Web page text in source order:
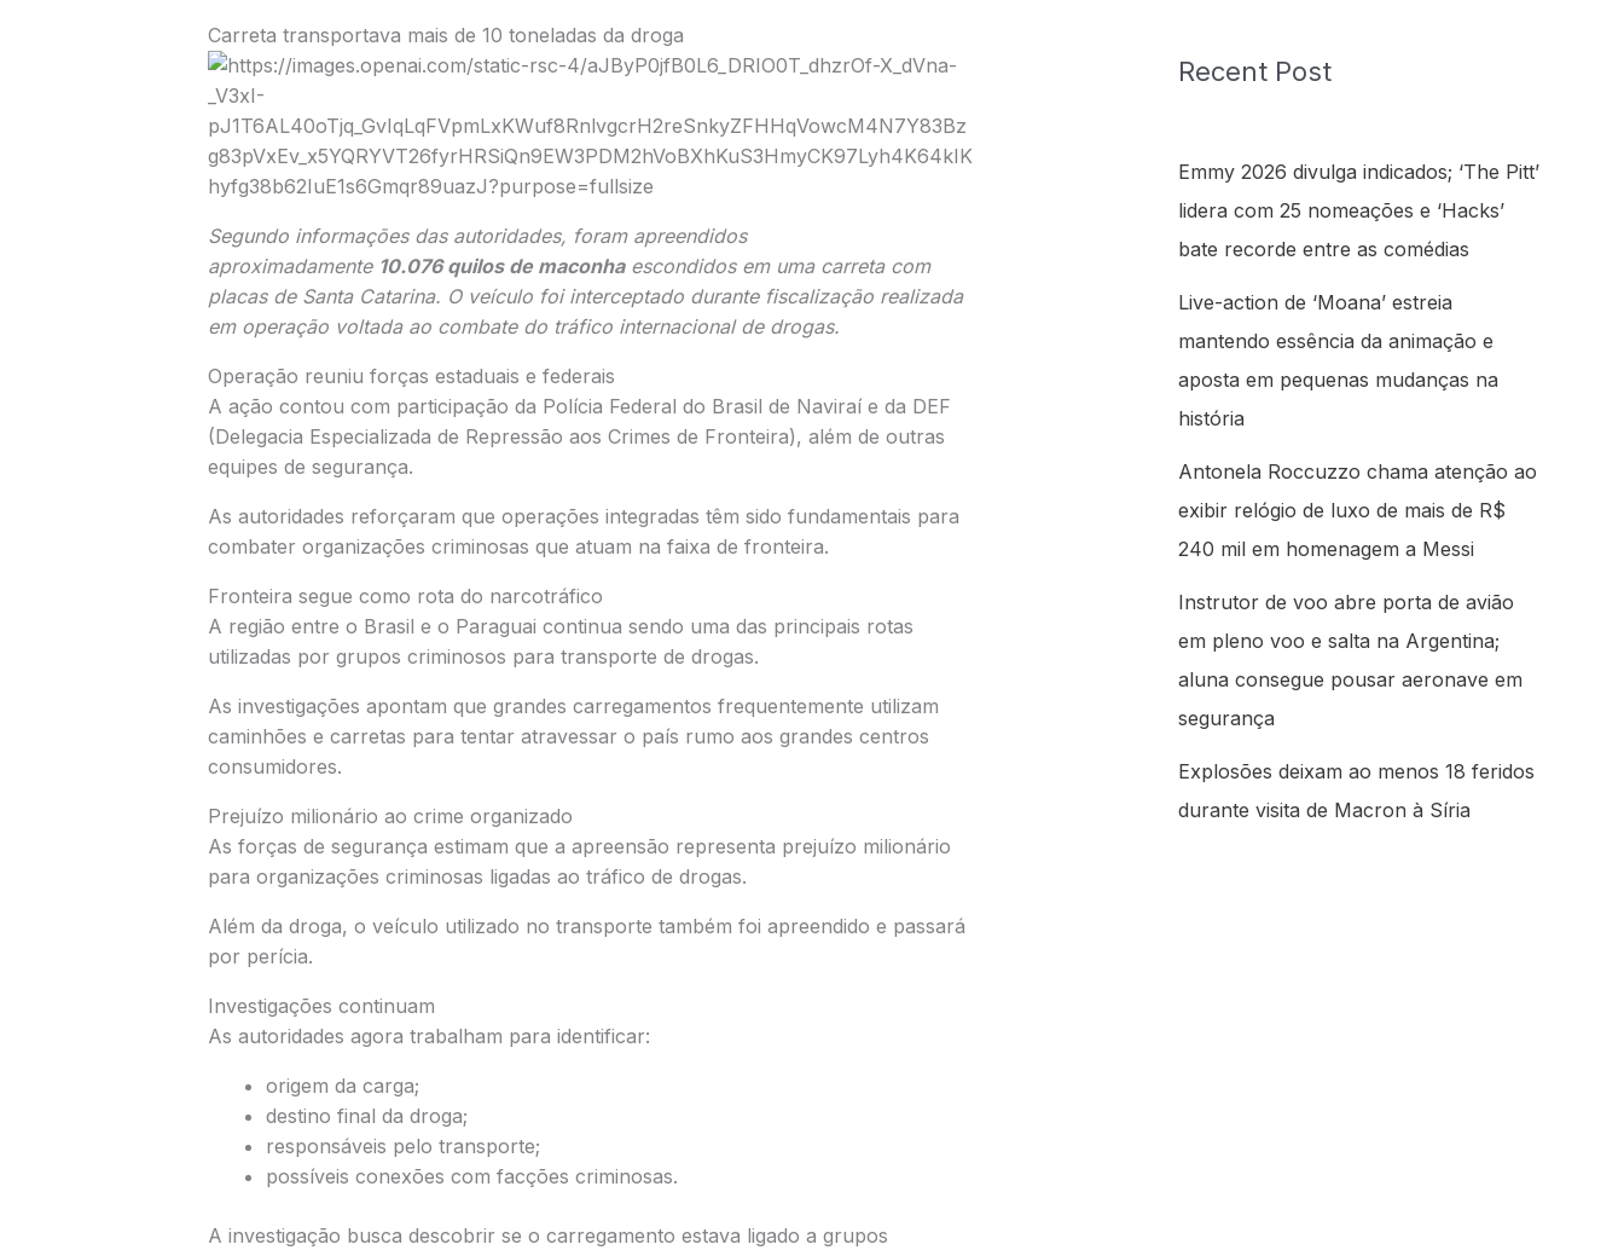
Carreta transportava mais de 10 toneladas da droga
Segundo informações das autoridades, foram apreendidos
aproximadamente 10.076 quilos de maconhaescondidos em uma carreta com
placas de Santa Catarina. O veículo foi interceptado durante fiscalização realizada
em operação voltada ao combate do tráfico internacional de drogas.
Operação reuniu forças estaduais e federais
A ação contou com participação da Polícia Federal do Brasil de Naviraíe da DEF
(Delegacia Especializada de Repressão aos Crimes de Fronteira), além de outras
equipes de segurança.
As autoridades reforçaram que operações integradas têm sido fundamentais para
combater organizações criminosas que atuam na faixa de fronteira.
Fronteira segue como rota do narcotráfico
A região entre o Brasil e o Paraguai continua sendo uma das principais rotas
utilizadas por grupos criminosos para transporte de drogas.
As investigações apontam que grandes carregamentos frequentemente utilizam
caminhões e carretas para tentar atravessar o país rumo aos grandes centros
consumidores.
Prejuízo milionário ao crime organizado
As forças de segurança estimam que a apreensão representa prejuízo milionário
para organizações criminosas ligadas ao tráfico de drogas.
Além da droga, o veículo utilizado no transporte também foi apreendido e passará
por perícia.
Investigações continuam
As autoridades agora trabalham para identificar:
origem da carga;
destino final da droga;
responsáveis pelo transporte;
possíveis conexões com facções criminosas.
A investigação busca descobrir se o carregamento estava ligado a grupos
Recent Post
Emmy 2026 divulga indicados; ‘The Pitt’
lidera com 25 nomeações e ‘Hacks’
bate recorde entre as comédias
Live-action de ‘Moana’ estreia
mantendo essência da animação e
aposta em pequenas mudanças na
história
Antonela Roccuzzo chama atenção ao
exibir relógio de luxo de mais de R$
240 mil em homenagem a Messi
Instrutor de voo abre porta de avião
em pleno voo e salta na Argentina;
aluna consegue pousar aeronave em
segurança
Explosões deixam ao menos 18 feridos
durante visita de Macron à Síria